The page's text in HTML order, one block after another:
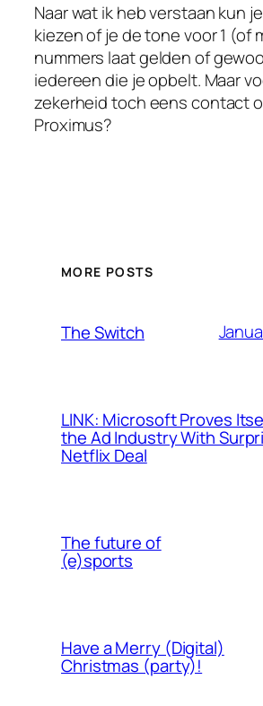
Naar wat ik heb verstaan kun
kiezen of je de tone voor 1 (of
nummers laat gelden of
iedereen die je opbelt. Maar
zekerheid toch eens contact
Proximus?
MORE POSTS
The Switch
LINK: Microsoft Proves
the Ad Industry With
Netflix Deal
The future of
(e)sports
Have a Merry (Digital)
Christmas (party)!